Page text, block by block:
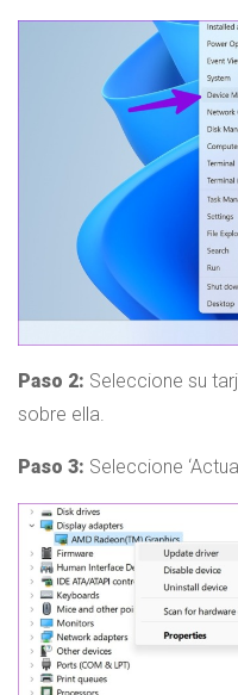
Paso 2: Seleccione su
sobre ella.
Paso 3: Seleccione